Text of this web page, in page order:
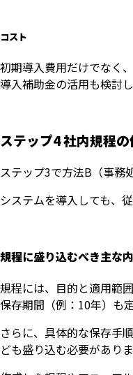
コスト
初期導入費用だけでなく
導入補助金の活用も検討し
ステップ4 社内規程
ステップ3で方法B（事務
システムを導入しても、
規程に盛り込むべき主な
規程には、目的と適用範
保存期間（例：10年）も定
さらに、具体的な保存手
ども盛り込む必要がありま
います